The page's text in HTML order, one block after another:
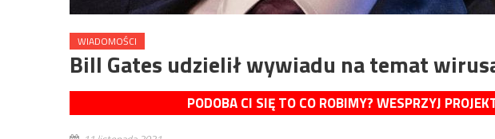
WIADOMOŚCI
Bill Gates udzielił wywiadu na temat
PODOBA CI SIĘ TO CO ROBIMY? WESPRZYJ